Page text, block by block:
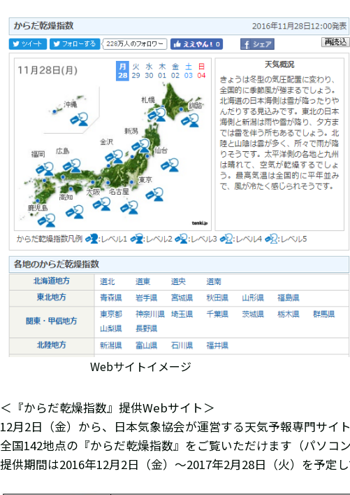
Webサイトイメージ
＜『からだ乾燥指数』提供Webサイト＞
12月2日（金）から、日本気象協会が運営する天気予報専門サ
全国142地点の『からだ乾燥指数』をご覧いただけます（パソコ
提供期間は2016年12月2日（金）～2017年2月28日（火）を予定し